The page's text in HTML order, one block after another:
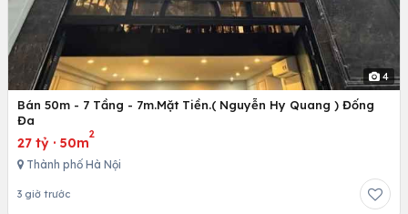
4
Bán 50m - 7 Tầng - 7m.Mặt Tiền.( Nguyễn Hy Quang ) Đống
Đa
27 tỷ · 50m
2
Thành phố Hà Nội
3 giờ trước